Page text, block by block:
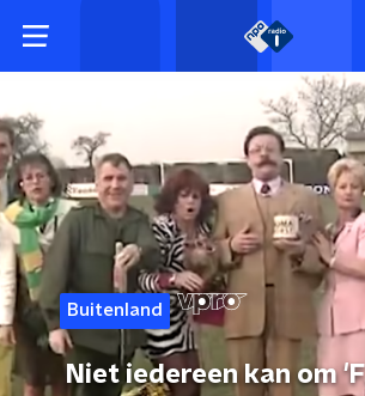
Buitenland
Niet iedereen kan om